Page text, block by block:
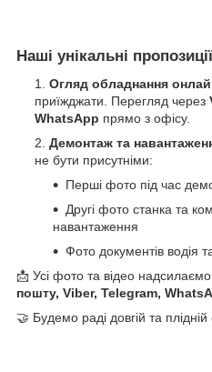
Наші унікальні
Огляд обладнання
приїжджати. Перегляд через
WhatsApp прямо з офісу.
Демонтаж та
не бути присутніми:
Перші фото під час
Другі фото станка та
навантаження
Фото документів водія
📩 Усі фото та відео надсилаємо
пошту, Viber, Telegram,
🤝 Будемо раді довгій та плідній